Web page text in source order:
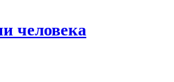
человека